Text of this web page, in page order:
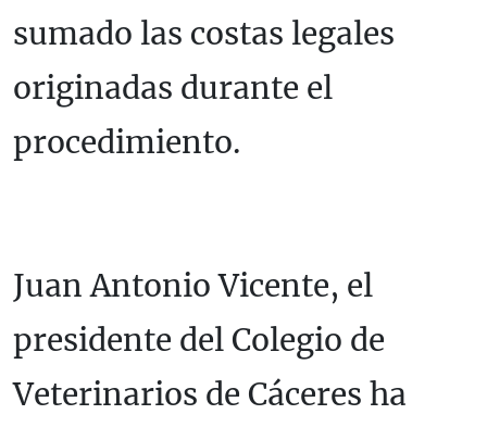
sumado las costas legales
originadas durante el
procedimiento.
Juan Antonio Vicente, el
presidente del Colegio de
Veterinarios de Cáceres ha